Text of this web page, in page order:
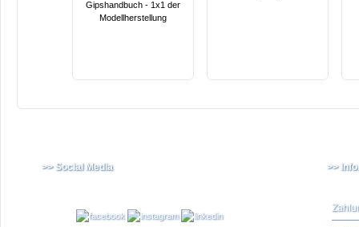
Gipshandbuch - 1x1 der
Modellherstellung
>> Social Media >>